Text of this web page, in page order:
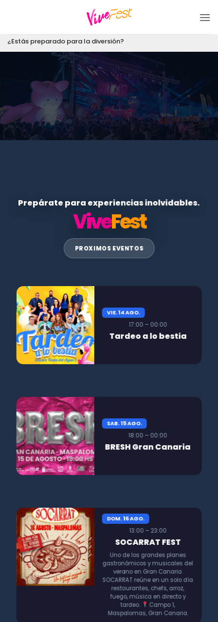
¿Estás preparado para la diversión?
Prepárate para experiencias inolvidables.
ViveFest
PROXIMOS EVENTOS
VIE. 14 AGO.
17:00 – 00:00
Tardeo a lo bestia
SAB. 15 AGO.
18:00 – 00:00
BRESH Gran Canaria
DOM. 16 AGO.
13:00 – 23:00
SOCARRAT FEST
Uno de los grandes planes
gastronómicos y musicales del
verano en Gran Canaria.
SOCARRAT reúne en un solo día
restaurantes, chefs, arroz,
fuego, música en directo y
tardeo.
Campo 1,
Maspalomas, Gran Canaria.